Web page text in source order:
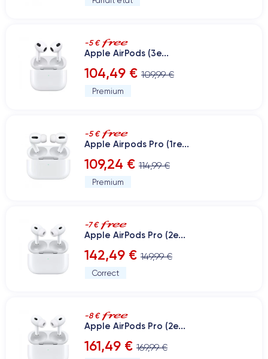
-5 €
Apple AirPods (3e...
104,49 € 109,99 €
Premium
-5 €
Apple Airpods Pro (1re...
109,24 € 114,99 €
Premium
-7 €
Apple AirPods Pro (2e...
142,49 € 149,99 €
Correct
-8 €
Apple AirPods Pro (2e...
161,49 € 169,99 €